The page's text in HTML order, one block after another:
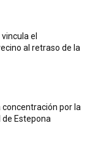
el
al retraso de la
concentración por la
Estepona